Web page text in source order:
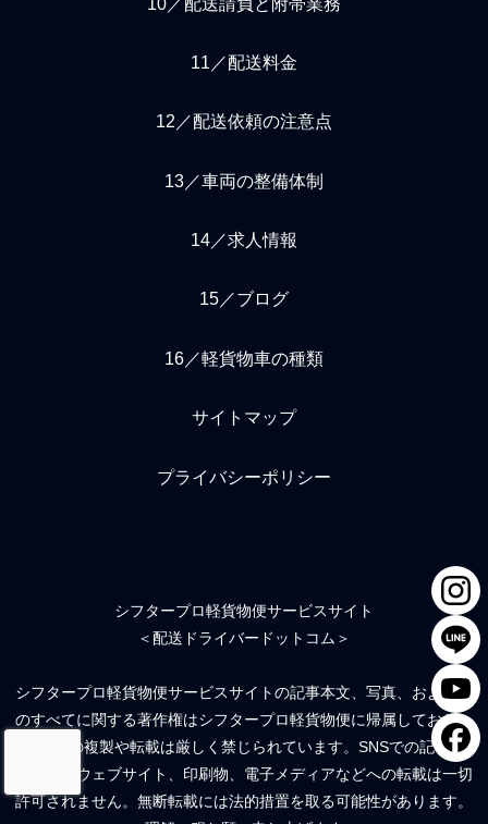
11／配送料金
12／配送依頼の注意点
13／車両の整備体制
14／求人情報
15／ブログ
16／軽貨物車の種類
サイトマップ
プライバシーポリシー
シフタープロ軽貨物便サービスサイト
＜配送ドライバードットコム＞
シフタープロ軽貨物便サービスサイトの記事本文、写真、および絵
のすべてに関する著作権はシフタープロ軽貨物便に帰属しており、
無断での複製や転載は厳しく禁じられています。SNSでの記事流
用、他のウェブサイト、印刷物、電子メディアなどへの転載は一切
許可されません。無断転載には法的措置を取る可能性があります。